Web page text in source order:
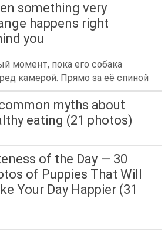
something very
happens right
you
момент, пока его собака
камерой. Прямо за её спиной
myths about
eating (21 photos)
of the Day — 30
of Puppies That Will
Your Day Happier (31